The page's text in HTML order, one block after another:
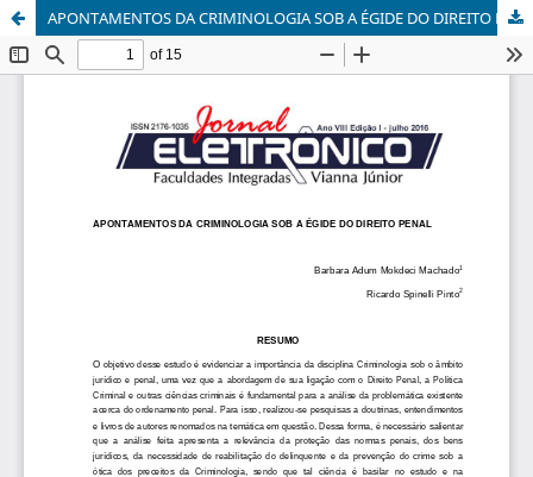
APONTAMENTOS DA CRIMINOLOGIA SOB A ÉGIDE DO DIREITO PENAL